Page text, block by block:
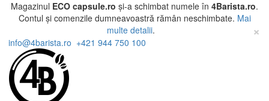
Magazinul ECO capsule.ro și-a schimbat numele în 4Barista.ro.
Contul și comenzile dumneavoastră rămân neschimbate. Mai
multe detalii. ×
info@4barista.ro +421 944 750 100